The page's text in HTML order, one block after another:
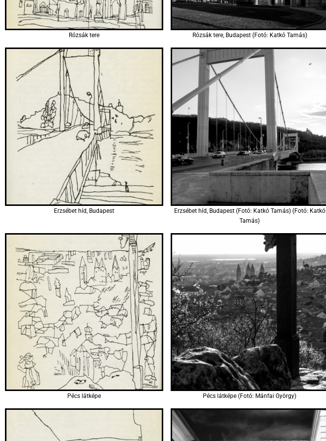
Rózsák tere Rózsák tere, Budapest (Fotó: Katkó Tamás)
Erzsébet híd, Budapest
Erzsébet híd, Budapest (Fotó: Katkó Tamás) (Fotó: Katkó
Tamás)
Pécs látképe Pécs látképe (Fotó: Mánfai György)